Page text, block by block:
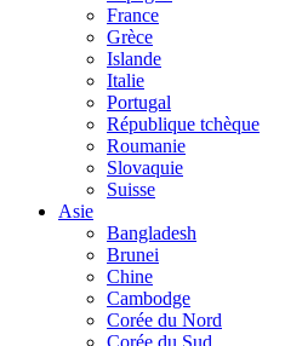
France
Grèce
Islande
Italie
Portugal
République tchèque
Roumanie
Slovaquie
Suisse
Asie
Bangladesh
Brunei
Chine
Cambodge
Corée du Nord
Corée du Sud